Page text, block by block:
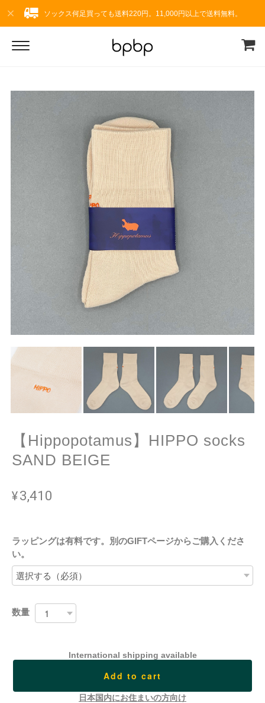
ソックス何足買っても送料220円。11,000円以上で送料無料。
【Hippopotamus】HIPPO socks
SAND BEIGE
¥3,410
ラッピングは有料です。別のGIFTページからご購入くださ
い。
数量
International shipping available
Add to cart
日本国内にお住まいの方向け